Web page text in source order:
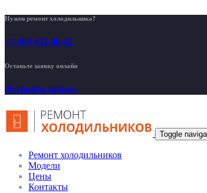
Нужен ремонт холодильника?
+7 499 455-00-42
Оставьте заявку онлайн
Оставить заявку
Toggle
Ремонт холодильников
Модели
Цены
Контакты